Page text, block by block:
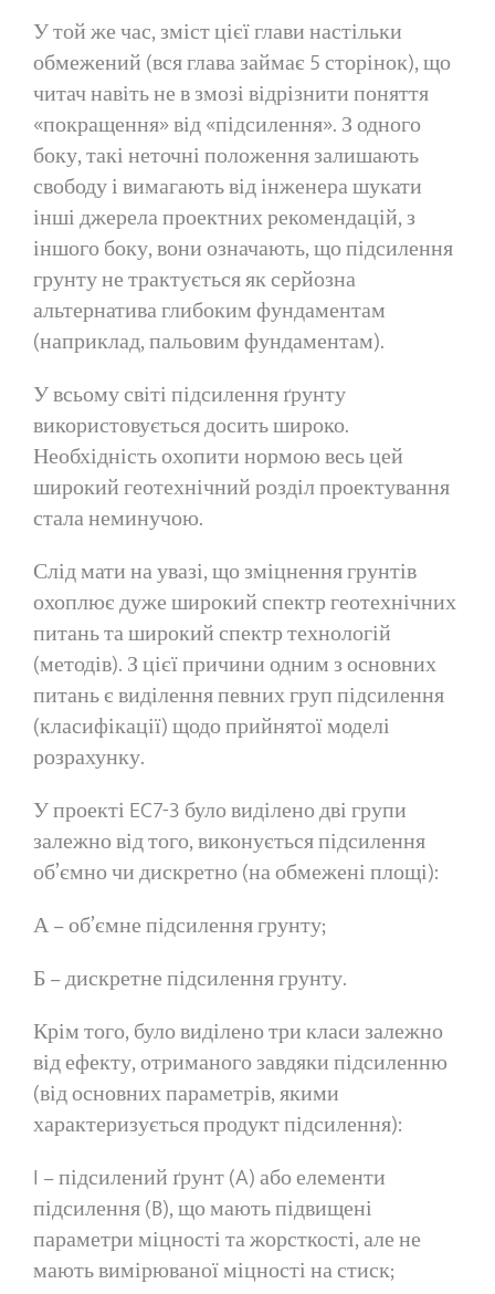
У той же час, зміст цієї глави настільки
обмежений (вся глава займає 5 сторінок), що
читач навіть не в змозі відрізнити поняття
«покращення» від «підсилення». З одного
боку, такі неточні положення залишають
свободу і вимагають від інженера шукати
інші джерела проектних рекомендацій, з
іншого боку, вони означають, що підсилення
грунту не трактується як серйозна
альтернатива глибоким фундаментам
(наприклад, пальовим фундаментам).
У всьому світі підсилення ґрунту
використовується досить широко.
Необхідність охопити нормою весь цей
широкий геотехнічний розділ проектування
стала неминучою.
Слід мати на увазі, що зміцнення грунтів
охоплює дуже широкий спектр геотехнічних
питань та широкий спектр технологій
(методів). З цієї причини одним з основних
питань є виділення певних груп підсилення
(класифікації) щодо прийнятої моделі
розрахунку.
У проекті EC7-3 було виділено дві групи
залежно від того, виконується підсилення
об’ємно чи дискретно (на обмежені площі):
А – об’ємне підсилення грунту;
Б – дискретне підсилення грунту.
Крім того, було виділено три класи залежно
від ефекту, отриманого завдяки підсиленню
(від основних параметрів, якими
характеризується продукт підсилення):
I – підсилений ґрунт (A) або елементи
підсилення (B), що мають підвищені
параметри міцності та жорсткості, але не
мають вимірюваної міцності на стиск;